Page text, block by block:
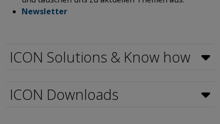
Newsletter
ICON Solutions & Know how
ICON Downloads